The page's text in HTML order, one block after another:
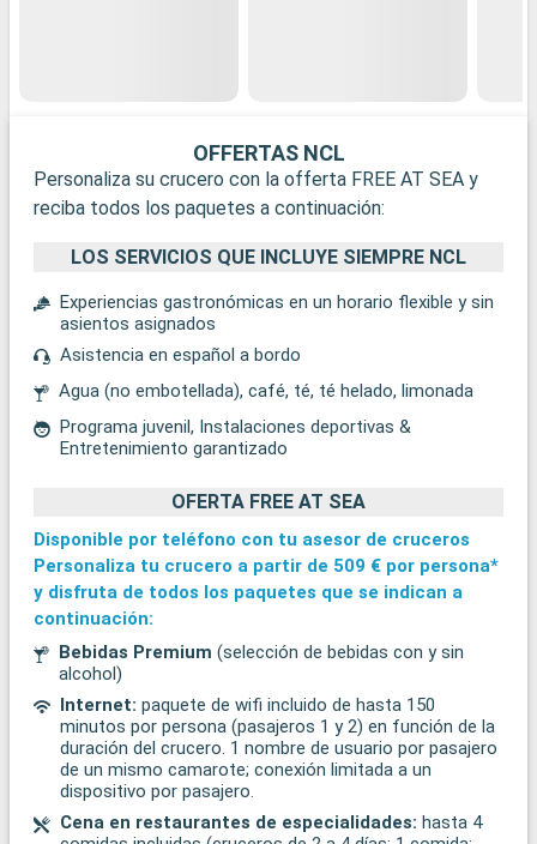
OFFERTAS NCL
Personaliza su crucero con la offerta FREE AT SEA y
reciba todos los paquetes a continuación:
LOS SERVICIOS QUE INCLUYE SIEMPRE NCL
Experiencias gastronómicas en un horario flexible y sin
asientos asignados
Asistencia en español a bordo
Agua (no embotellada), café, té, té helado, limonada
Programa juvenil, Instalaciones deportivas &
Entretenimiento garantizado
OFERTA FREE AT SEA
Disponible por teléfono con tu asesor de cruceros
Personaliza tu crucero a partir de 509 € por persona*
y disfruta de todos los paquetes que se indican a
continuación:
Bebidas Premium (selección de bebidas con y sin
alcohol)
Internet: paquete de wifi incluido de hasta 150
minutos por persona (pasajeros 1 y 2) en función de la
duración del crucero. 1 nombre de usuario por pasajero
de un mismo camarote; conexión limitada a un
dispositivo por pasajero.
Cena en restaurantes de especialidades: hasta 4